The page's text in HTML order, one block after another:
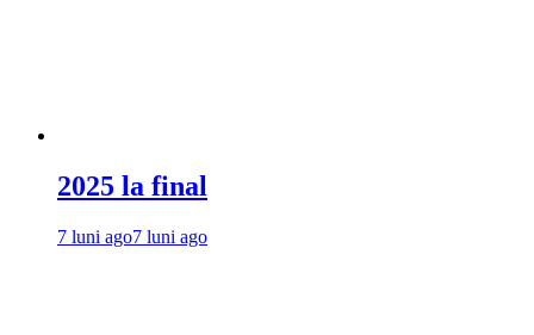
2025 la final
7 luni ago7 luni ago